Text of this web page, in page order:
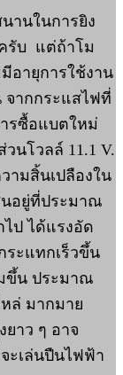
านในการยิง
รับ แต่ถ้าโม
อายุการใช้งาน
จากกระแสไฟที่
รซื้อแบตใหม่
วนโวลล์ 11.1 V.
มสิ้นเปลืองใน
นอยู่ที่ประมาณ
ไป ได้แรงอัด
ระแทกเร็วขึ้น
ขึ้น ประมาณ
ล่ มากมาย
าว ๆ อาจ
ะเล่นปืนไฟฟ้า